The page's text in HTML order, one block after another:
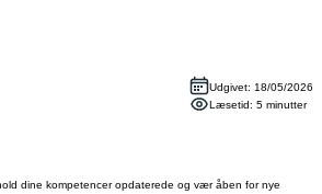
Udgivet: 18/05/2026
Læsetid: 5 minutter
dine kompetencer opdaterede og vær åben for nye